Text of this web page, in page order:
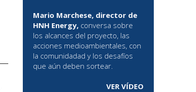
Mario Marchese, director de
HNH Energy, conversa sobre
los alcances del proyecto, las
acciones medioambientales, con
la comunidadad y los desafíos
que aún deben sortear.
VER VÍDEO